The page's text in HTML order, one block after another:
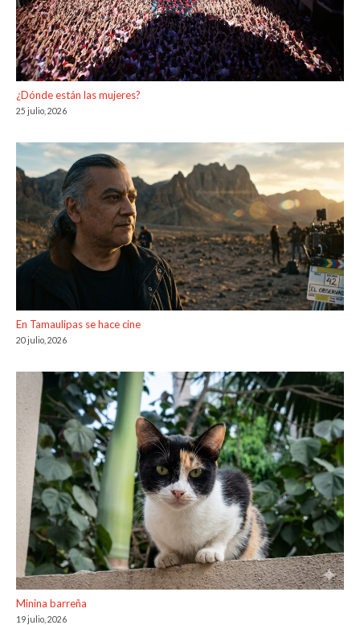
¿Dónde están las mujeres?
25 julio, 2026
En Tamaulipas se hace cine
20 julio, 2026
Minina barreña
19 julio, 2026